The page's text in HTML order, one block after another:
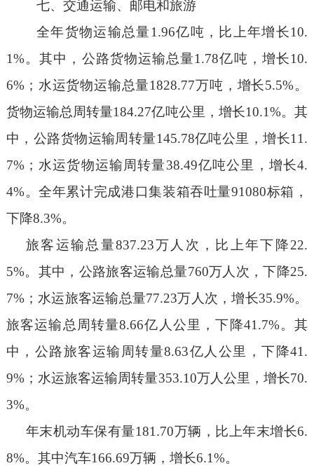
七、交通运输、邮电和旅游
全年货物运输总量1.96亿吨，比上年增长10.
1%。其中，公路货物运输总量1.78亿吨，增长10.
6%；水运货物运输总量1828.77万吨，增长5.5%。
货物运输总周转量184.27亿吨公里，增长10.1%。其
中，公路货物运输周转量145.78亿吨公里，增长11.
7%；水运货物运输周转量38.49亿吨公里，增长4.
4%。全年累计完成港口集装箱吞吐量91080标箱，
下降8.3%。
旅客运输总量837.23万人次，比上年下降22.
5%。其中，公路旅客运输总量760万人次，下降25.
7%；水运旅客运输总量77.23万人次，增长35.9%。
旅客运输总周转量8.66亿人公里，下降41.7%。其
中，公路旅客运输周转量8.63亿人公里，下降41.
9%；水运旅客运输周转量353.10万人公里，增长70.
3%。
年末机动车保有量181.70万辆，比上年末增长6.
8%。其中汽车166.69万辆，增长6.1%。